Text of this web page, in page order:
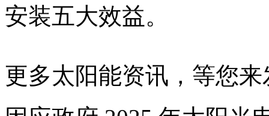
安装五大效益。
更多太阳能资讯，等您